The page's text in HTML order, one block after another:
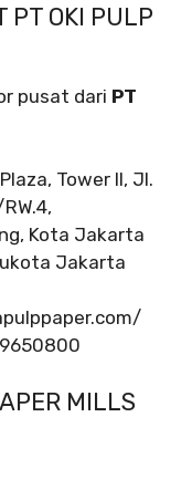
PT OKI PULP
pusat dari PT
Tower II, Jl.
Kota Jakarta
Jakarta
MILLS